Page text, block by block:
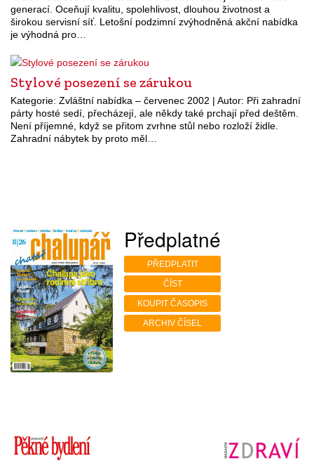
generací. Oceňují kvalitu, spolehlivost, dlouhou životnost a
širokou servisní síť. Letošní podzimní zvýhodněná akční nabídka
je výhodná pro…
Stylové posezení se zárukou
Kategorie: Zvláštní nabídka – červenec 2002 | Autor: Při zahradní
párty hosté sedí, přecházejí, ale někdy také prchají před deštěm.
Není příjemné, když se přitom zvrhne stůl nebo rozloží židle.
Zahradní nábytek by proto měl…
Předplatné
PŘEDPLATIT
ČÍST
KOUPIT ČASOPIS
ARCHIV ČÍSEL